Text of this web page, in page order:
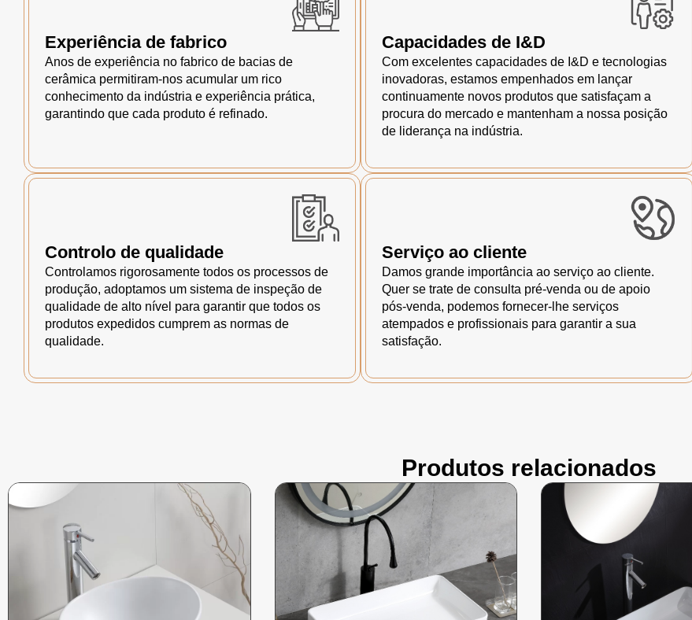
Experiência de fabrico
Anos de experiência no fabrico de bacias de
cerâmica permitiram-nos acumular um rico
conhecimento da indústria e experiência prática,
garantindo que cada produto é refinado.
Capacidades de I&D
Com excelentes capacidades de I&D e tecnologias
inovadoras, estamos empenhados em lançar
continuamente novos produtos que satisfaçam a
procura do mercado e mantenham a nossa posição
de liderança na indústria.
Controlo de qualidade
Controlamos rigorosamente todos os processos de
produção, adoptamos um sistema de inspeção de
qualidade de alto nível para garantir que todos os
produtos expedidos cumprem as normas de
qualidade.
Serviço ao cliente
Damos grande importância ao serviço ao cliente.
Quer se trate de consulta pré-venda ou de apoio
pós-venda, podemos fornecer-lhe serviços
atempados e profissionais para garantir a sua
satisfação.
Produtos relacionados